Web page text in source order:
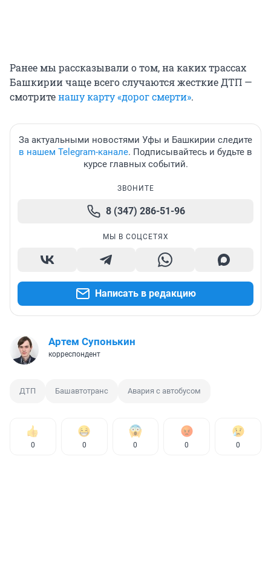
Ранее мы рассказывали о том, на каких трассах
Башкирии чаще всего случаются жесткие ДТП —
смотритенашу карту «дорог смерти».
За актуальными новостями Уфы и Башкирии следите
в нашем Telegram-канале. Подписывайтесь и будьте в
курсе главных событий.
ЗВОНИТЕ
8 (347) 286-51-96
МЫ В СОЦСЕТЯХ
Написать в редакцию
Артем Супонькин
корреспондент
ДТП Башавтотранс Авария с автобусом
0 0 0 0 0